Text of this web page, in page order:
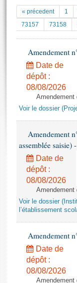
Documents
Projets de loi
Propositions de
Amendements
Textes adoptés
Rapports
Rapports sur
Baromètre de
Dossiers
Questions écrites
Comptes rendus
Documents
( Constitution |
Histoire
Juniors
Anciennes
Liens vers
La
Les archives
Photos libres
« précedent 1
73157
73158
Amendement
Date de
dépôt :
08/08/2026
Amendement
Voir le dossier
Amendement
assemblée saisie)
Date de
dépôt :
08/08/2026
Amendement
Voir le dossier
l’établissement
Amendement
Date de
dépôt :
08/08/2026
Amendement